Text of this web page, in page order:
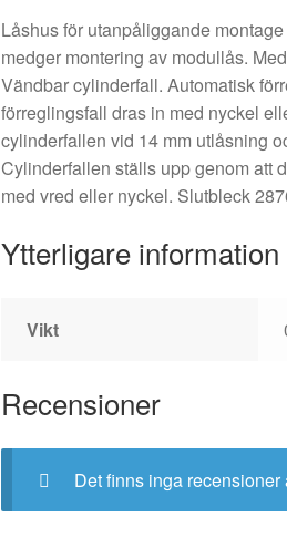
Låshus för utanpåliggande
medger montering av modullås.
Vändbar cylinderfall. Automatisk
förreglingsfall dras in med nyckel
cylinderfallen vid 14 mm utlåsning
Cylinderfallen ställs upp genom att
med vred eller nyckel. Slutbleck
Ytterligare information
Vikt
Recensioner
Det finns inga recensioner